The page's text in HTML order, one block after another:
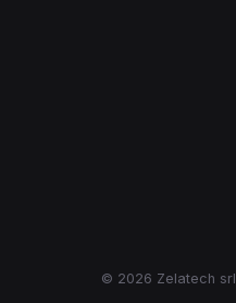
© 2026 Zelatech srl